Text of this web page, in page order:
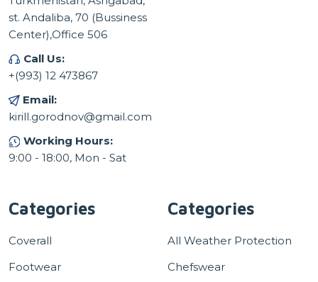
st. Andaliba, 70 (Bussiness
Center),Office 506
Call Us:
+(993) 12 473867
Email:
kirill.gorodnov@gmail.com
Working Hours:
9:00 - 18:00, Mon - Sat
Categories
Coverall
Footwear
Categories
All Weather Protection
Chefswear